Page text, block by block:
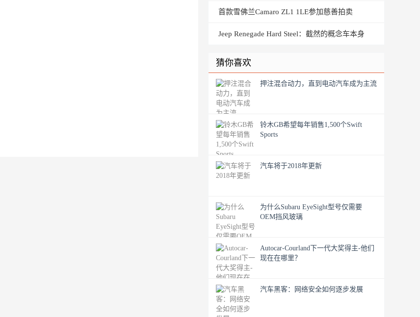
首款雪佛兰Camaro ZL1 1LE参加慈善拍卖
Jeep Renegade Hard Steel：截然的概念车本身
猜你喜欢
押注混合动力，直到电动汽车成为主流
铃木GB希望每年销售1,500个Swift
Sports
汽车将于2018年更新
为什么Subaru EyeSight型号仅需要
OEM挡风玻璃
Autocar-Courland下一代大奖得主-他们
现在在哪里？
汽车黑客：网络安全如何逐步发展